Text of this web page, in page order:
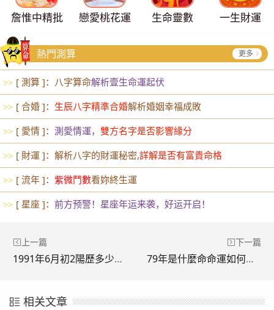
詹惟中精批 戀愛桃花運 生命靈數 一生財運
熱門測算 更多
>> [ 測算 ]：八字算命解析壹生命運起伏
>> [ 合婚 ]： 生辰八字精準合婚解析婚姻幸福成敗
>> [ 愛情 ]： 測愛情運， 雙方名字是否影響緣分
>> [ 財運 ]：解析八字的財運秘密,詳解是否有富貴命格
>> [ 流年 ]： 紫微鬥數看妳終生運
>> [ 星座 ]： 前方预警！星座年运来袭，好运开启！
上一篇
1991年6月初2陽歷多少，雙子座和什麼座最配
下一篇
79年是什麼命命運如何，1990年屬馬五行什麼命
相关文章